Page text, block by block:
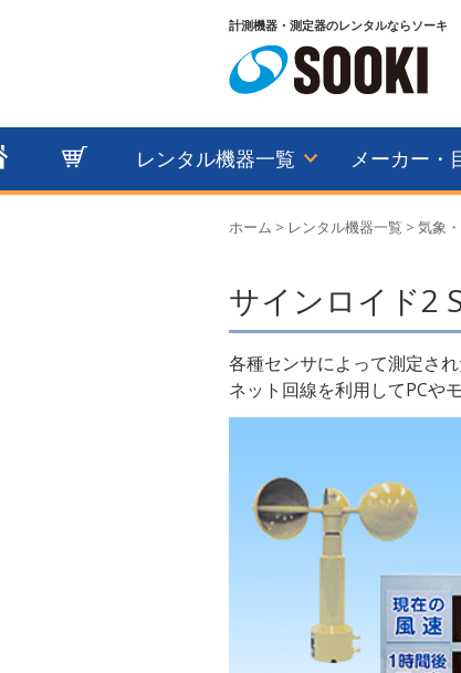
計測機器・測定器のレンタルならソーキ
レンタル機器一覧 メーカー・
ホーム > レンタル機器一覧 > 気象
サインロイド2
各種センサによって測定さ
ネット回線を利用してPCや